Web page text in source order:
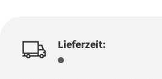
Lieferzeit: